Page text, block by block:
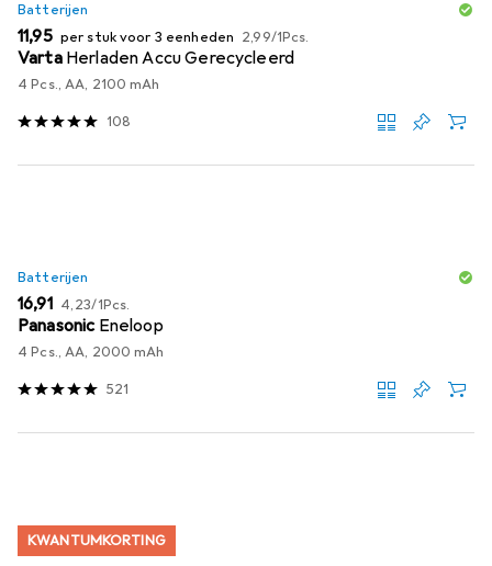
Batterijen
EUR
11,95 per stuk voor 3 eenheden EUR
2,99/1Pcs.
Varta Herladen Accu Gerecycleerd
4 Pcs., AA, 2100 mAh
108
Batterijen
EUR
16,91 EUR
4,23/1Pcs.
Panasonic Eneloop
4 Pcs., AA, 2000 mAh
521
KWANTUMKORTING